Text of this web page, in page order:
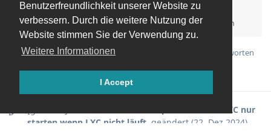
Benutzerfreundlichkeit unserer Website zu
verbessern. Durch die weitere Nutzung der
Website stimmen Sie der Verwendung zu.
Weitere Informationen
I Accept
#LXC starten wenn dieser nicht läuft
@reboot root sleep 10 && /root/lxcvpnstart.sh
Antworten
Master67gefällt das.
Backup Proxmox VE LXC nur
starten wenn LXC nicht läuft. geändert (22. Dez 2024).